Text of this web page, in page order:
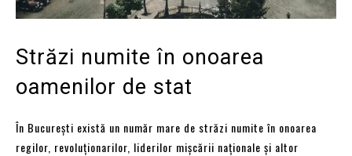
Străzi numite în onoarea
oamenilor de stat
În București există un număr mare de străzi numite în onoarea
regilor, revoluționarilor, liderilor mișcării naționale și altor